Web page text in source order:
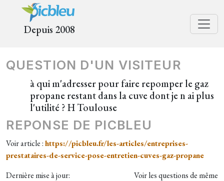
Depuis 2008
QUESTION D'UN VISITEUR
à qui m'adresser pour faire repomper le gaz
propane restant dans la cuve dont je n ai plus
l'utilité ? H Toulouse
REPONSE DE PICBLEU
Voir article :https://picbleu.fr/les-articles/entreprises-
prestataires-de-service-pose-entretien-cuves-gaz-propane
Dernière mise à jour:
Voir les questions de même